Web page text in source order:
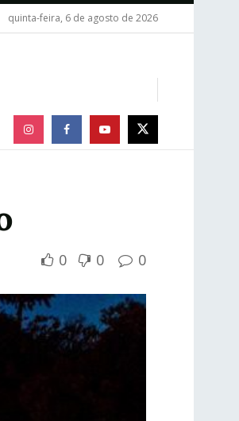
quinta-feira, 6 de agosto de 2026
0 0 0